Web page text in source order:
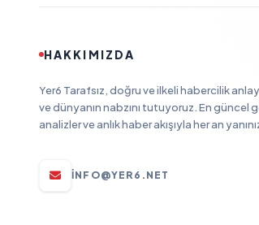
HAKKIMIZDA
Yer6 Tarafsız, doğru ve ilkeli habercilik
ve dünyanın nabzını tutuyoruz. En güncel
analizler ve anlık haber akışıyla her an
INFO@YER6.NET